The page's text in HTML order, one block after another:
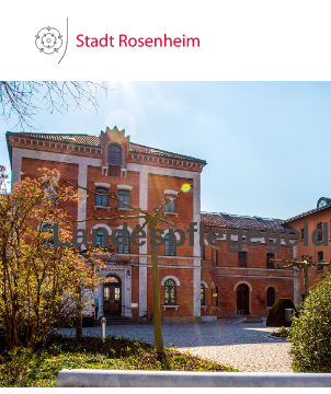
Landespflegegeld